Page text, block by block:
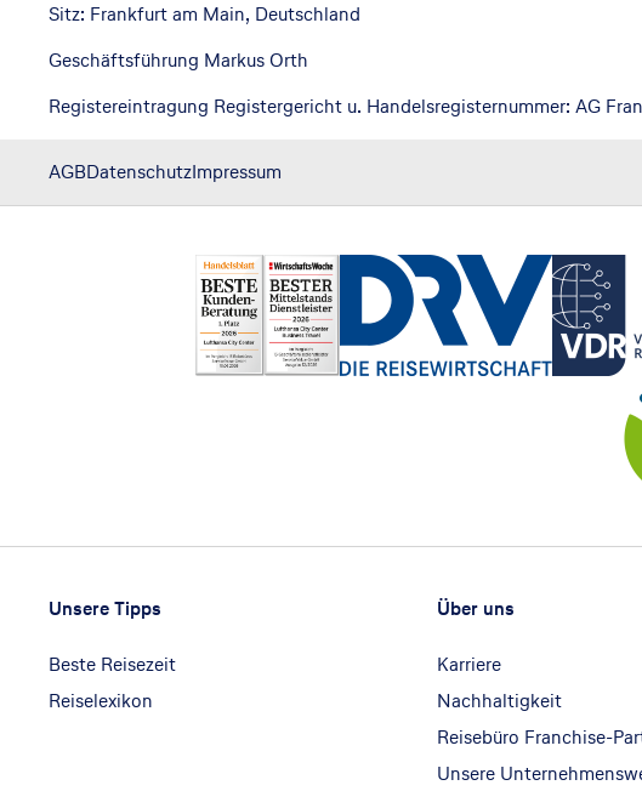
Sitz: Frankfurt am Main, Deutschland
Geschäftsführung Markus Orth
Registereintragung Registergericht u. Handelsregisternummer: AG
AGBDatenschutzImpressum
Footer navigation
Unsere Tipps
Beste Reisezeit
Reiselexikon
Über uns
Karriere
Nachhaltigkeit
Reisebüro Franchise-
Unsere